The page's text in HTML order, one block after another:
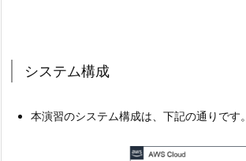
システム構成
本演習のシステム構成は、下記の通りです。